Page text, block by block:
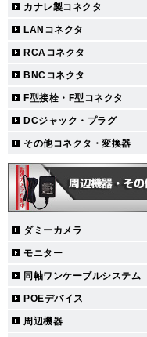
カナレ製コネクタ
LANコネクタ
RCAコネクタ
BNCコネクタ
F型接栓・F型コネクタ
DCジャック・プラグ
その他コネクタ・変換器
ダミーカメラ
モニター
同軸ワンケーブルシステム
POEデバイス
周辺機器